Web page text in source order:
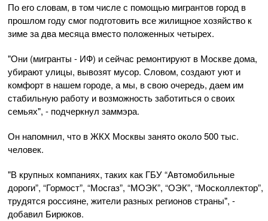
По его словам, в том числе с помощью мигрантов город в
прошлом году смог подготовить все жилищное хозяйство к
зиме за два месяца вместо положенных четырех.
"Они (мигранты - ИФ) и сейчас ремонтируют в Москве дома,
убирают улицы, вывозят мусор. Словом, создают уют и
комфорт в нашем городе, а мы, в свою очередь, даем им
стабильную работу и возможность заботиться о своих
семьях", - подчеркнул заммэра.
Он напомнил, что в ЖКХ Москвы занято около 500 тыс.
человек.
"В крупных компаниях, таких как ГБУ “Автомобильные
дороги”, “Гормост”, “Мосгаз”, “МОЭК”, “ОЭК”, “Москоллектор”,
трудятся россияне, жители разных регионов страны", -
добавил Бирюков.